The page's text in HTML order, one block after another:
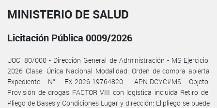
MINISTERIO DE SALUD
Licitación Pública 0009/2026
UOC: 80/000 - Dirección General de Administración - MS Ejercicio:
2026 Clase: Única Nacional Modalidad: Orden de compra abierta
Expediente N°: EX-2026-19764820- -APN-DCYC#MS Objeto:
Provisión de drogas FACTOR VIII con logística incluida Retiro del
Pliego de Bases y Condiciones Lugar y dirección: El pliego se puede